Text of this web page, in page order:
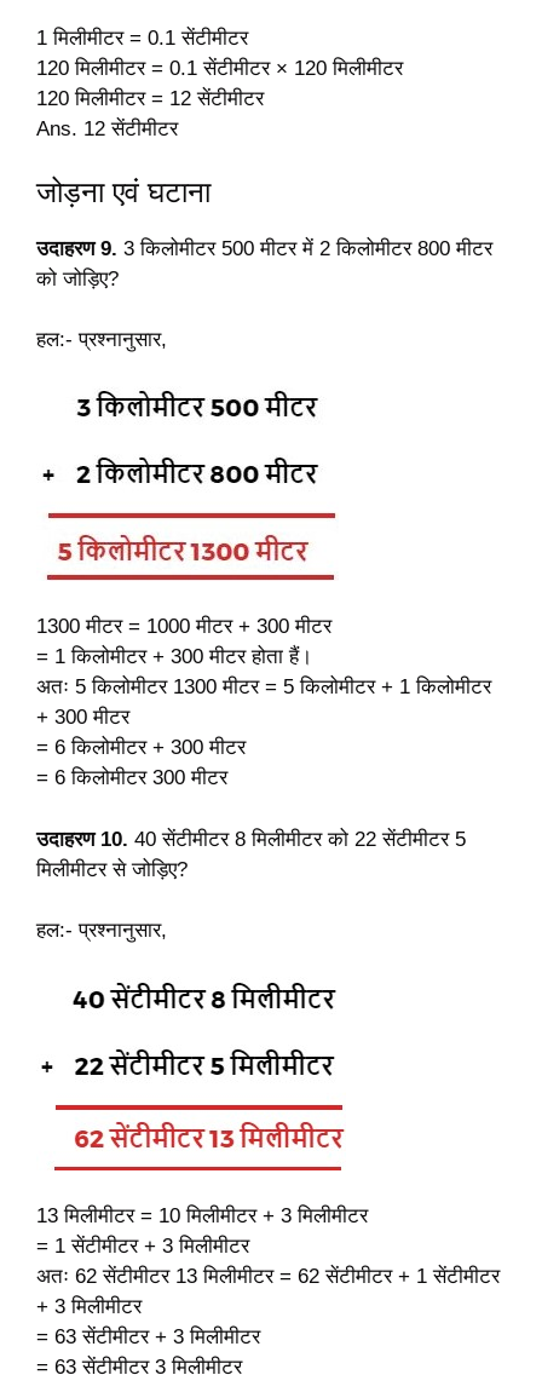
1 मिलीमीटर = 0.1 सेंटीमीटर
120 मिलीमीटर = 0.1 सेंटीमीटर × 120 मिलीमीटर
120 मिलीमीटर = 12 सेंटीमीटर
Ans. 12 सेंटीमीटर
जोड़ना एवं घटाना
उदाहरण 9. 3 किलोमीटर 500 मीटर में 2 किलोमीटर 800 मीटर
को जोड़िए?
हल:- प्रश्नानुसार,
1300 मीटर = 1000 मीटर + 300 मीटर
= 1 किलोमीटर + 300 मीटर होता हैं।
अतः 5 किलोमीटर 1300 मीटर = 5 किलोमीटर + 1 किलोमीटर
+ 300 मीटर
= 6 किलोमीटर + 300 मीटर
= 6 किलोमीटर 300 मीटर
उदाहरण 10. 40 सेंटीमीटर 8 मिलीमीटर को 22 सेंटीमीटर 5
मिलीमीटर से जोड़िए?
हल:- प्रश्नानुसार,
13 मिलीमीटर = 10 मिलीमीटर + 3 मिलीमीटर
= 1 सेंटीमीटर + 3 मिलीमीटर
अतः 62 सेंटीमीटर 13 मिलीमीटर = 62 सेंटीमीटर + 1 सेंटीमीटर
+ 3 मिलीमीटर
= 63 सेंटीमीटर + 3 मिलीमीटर
= 63 सेंटीमीटर 3 मिलीमीटर